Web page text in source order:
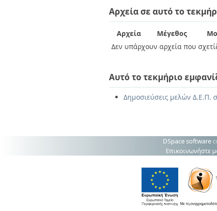
Αρχεία σε αυτό το
Αρχεία Μέγεθος
Δεν υπάρχουν αρχεία που
Αυτό το τεκμήριο
Δημοσιεύσεις μελών Δ.Ε.Π.
DSpace software
Επικοινωνήστε